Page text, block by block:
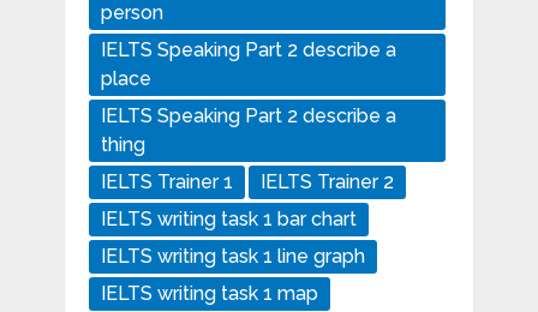
person
IELTS Speaking Part 2 describe a
place
IELTS Speaking Part 2 describe a
thing
IELTS Trainer 1
IELTS Trainer 2
IELTS writing task 1 bar chart
IELTS writing task 1 line graph
IELTS writing task 1 map